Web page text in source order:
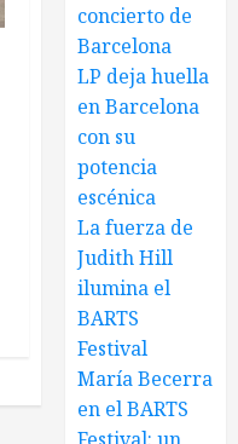
concierto de
Barcelona
LP deja huella
en Barcelona
con su
potencia
escénica
La fuerza de
Judith Hill
ilumina el
BARTS
Festival
María Becerra
en el BARTS